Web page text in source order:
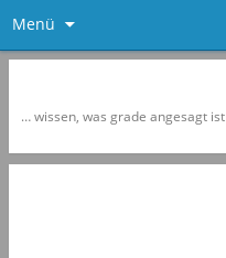
Menü
… wissen, was grade angesagt ist